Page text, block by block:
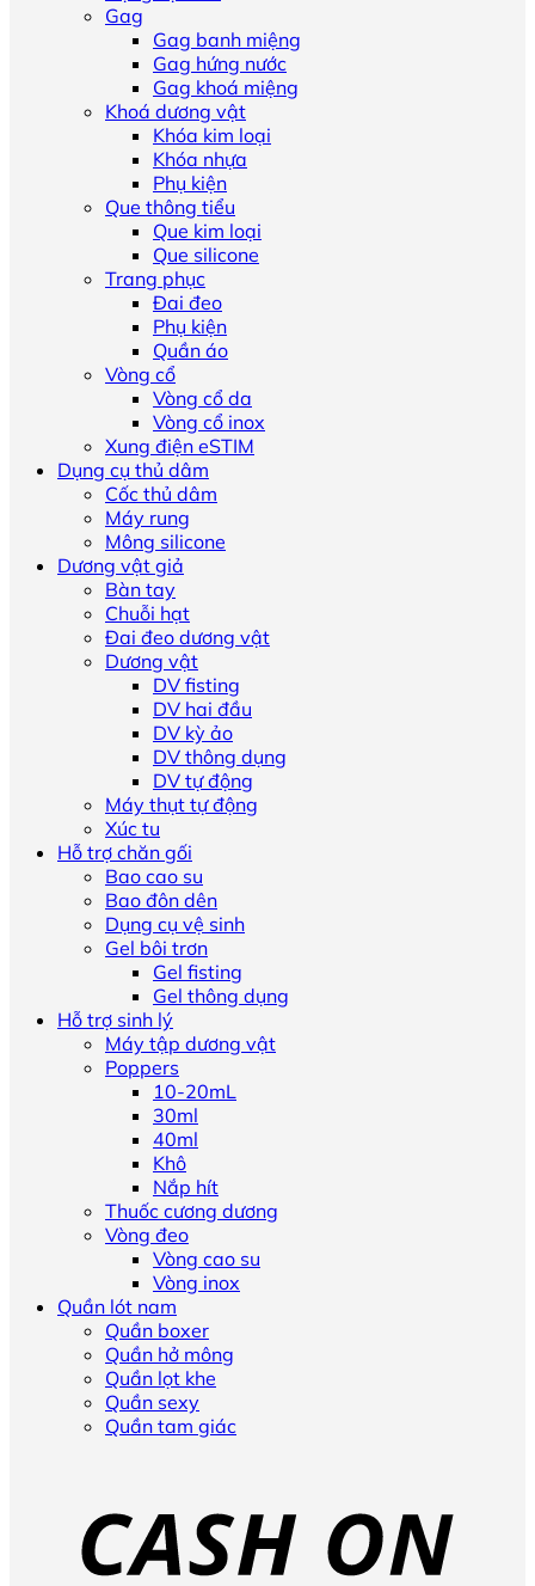
Gag
Gag banh miệng
Gag hứng nước
Gag khoá miệng
Khoá dương vật
Khóa kim loại
Khóa nhựa
Phụ kiện
Que thông tiểu
Que kim loại
Que silicone
Trang phục
Đai đeo
Phụ kiện
Quần áo
Vòng cổ
Vòng cổ da
Vòng cổ inox
Xung điện eSTIM
Dụng cụ thủ dâm
Cốc thủ dâm
Máy rung
Mông silicone
Dương vật giả
Bàn tay
Chuỗi hạt
Đai đeo dương vật
Dương vật
DV fisting
DV hai đầu
DV kỳ ảo
DV thông dụng
DV tự động
Máy thụt tự động
Xúc tu
Hỗ trợ chăn gối
Bao cao su
Bao đôn dên
Dụng cụ vệ sinh
Gel bôi trơn
Gel fisting
Gel thông dụng
Hỗ trợ sinh lý
Máy tập dương vật
Poppers
10-20mL
30ml
40ml
Khô
Nắp hít
Thuốc cương dương
Vòng đeo
Vòng cao su
Vòng inox
Quần lót nam
Quần boxer
Quần hở mông
Quần lọt khe
Quần sexy
Quần tam giác